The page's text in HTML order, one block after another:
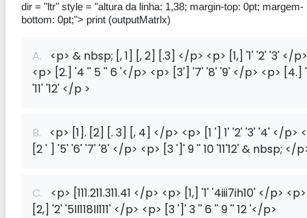
dir = "ltr" style = "altura da linha: 1,38; margin-top: 0pt; margem-
bottom: 0pt;"> print (outputMatrlx)
A. <p> & nbsp; [, 1] [, 2] [.3] </p> <p> [1,] '1' '2' '3' </p>
<p> [2.] '4 '' 5 '' 6 '</p> <p> [3'] '7' '8' '9' </p> <p> [4.]
'11' '12' </p >
B. <p> [1]. [2] [. 3] [, 4] </p> <p> [1 '] 1' '2' '3' '4' </p>
[2 ' ] '5' '6' '7' '8' </p> <p> [3 ']' 9 '' 10 '11'12' & nbsp; </
C. <p> [111.211.311.41 </p> <p> [1,] '1' '4iii7ih10' </p> <p>
[2,] '2' '5ll118ll111' </p> <p> [3 ']' 3 '' 6 '' 9 '' 12 '</p>